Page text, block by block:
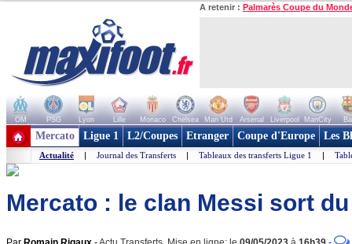
A retenir : Palmarès Coupe du
OM PSG Lyon Lille Monaco Chelsea Man Utd Arsenal Liverpool ManCity
+ de clubs
Mercato Ligue 1 L2/Coupes Etranger Coupe d'Europe Les
Actualité | Journal des Transferts | Tableaux des transferts Ligue 1 |
Mercato : le clan Messi sort